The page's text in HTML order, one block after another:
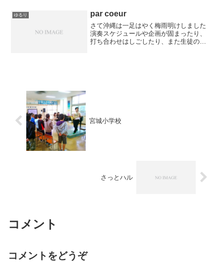
ゆるり par coeur
さて沖縄は一足はやく梅雨明けしました
演奏スケジュールや企画が固まったり、
打ち合わせはしごしたり、また生徒のコ
宮城小学校
さっとハル
コメント
コメントをどうぞ